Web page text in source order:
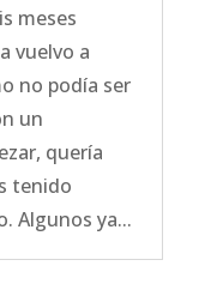
meses
vuelvo a
no podía ser
un
quería
tenido
Algunos ya...